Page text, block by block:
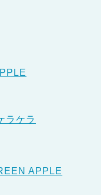
ラケラ
APPLE